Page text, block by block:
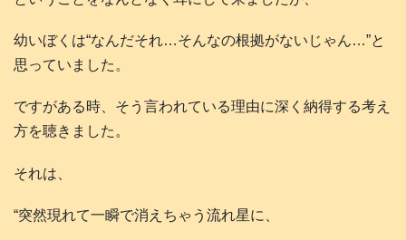
幼いぼくは“なんだそれ…そんなの根拠がないじゃん…”と
思っていました。
ですがある時、そう言われている理由に深く納得する考え
方を聴きました。
それは、
“突然現れて一瞬で消えちゃう流れ星に、